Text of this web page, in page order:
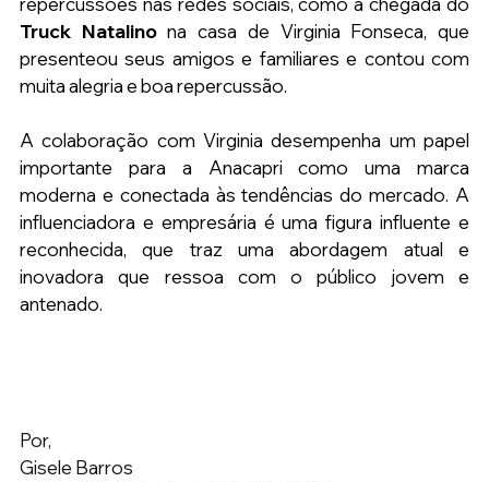
Truck Natalino na casa de Virginia Fonseca, que
presenteou seus amigos e familiares e contou com
muita alegria e boa repercussão.
A colaboração com Virginia desempenha um papel
importante para a Anacapri como uma marca
moderna e conectada às tendências do mercado. A
influenciadora e empresária é uma figura influente e
reconhecida, que traz uma abordagem atual e
inovadora que ressoa com o público jovem e
antenado.
Por,
Gisele Barros